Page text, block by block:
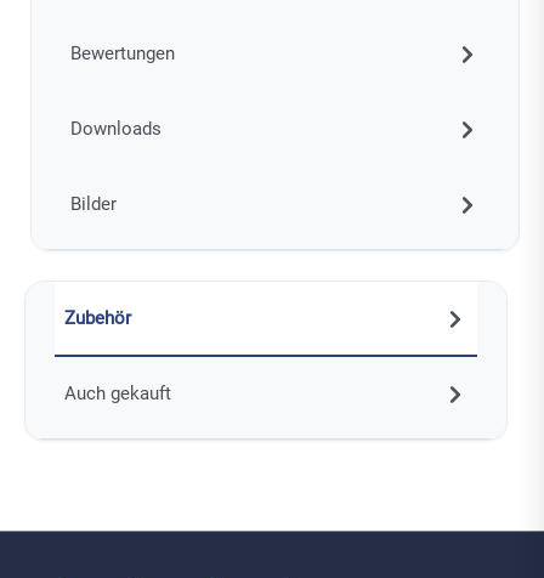
Bewertungen
Downloads
Bilder
Zubehör
Auch gekauft